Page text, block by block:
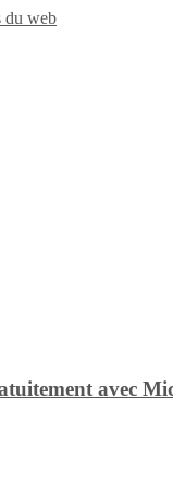
du web
avec